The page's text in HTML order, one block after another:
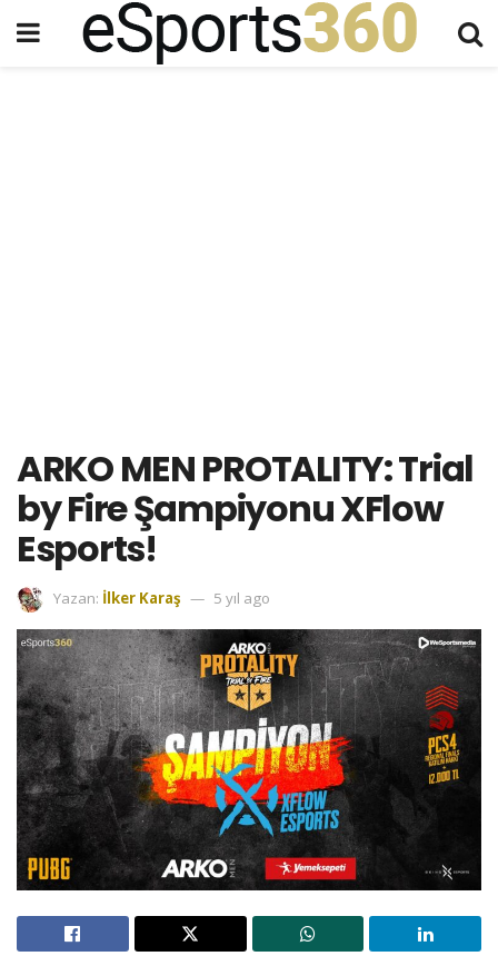
ARKO MEN PROTALITY: Trial
by Fire Şampiyonu XFlow
Esports!
Yazan: İlker Karaş 5 yıl ago